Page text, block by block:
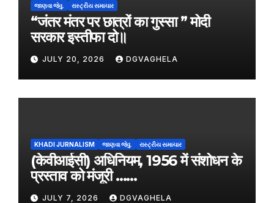
જાણવા જેવુ. રાસ્ટ્રીય સમાચાર
“जंतर मंतर पर छात्रों का गुस्सा ” मोदी
सरकार इस्तीफा दो॥
JULY 20, 2026 DGVAGHELA
KHADI JURNALISM જાણવા જેવુ. રાસ્ટ્રીય સમાચાર
(केवीआईसी) अधिनियम, 1956 में संशोधन के
प्रस्ताव को मंजूरी ……
JULY 7, 2026 DGVAGHELA